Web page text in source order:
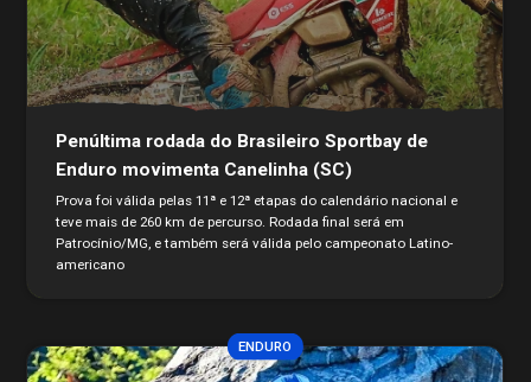
Penúltima rodada do Brasileiro Sportbay de
Enduro movimenta Canelinha (SC)
Prova foi válida pelas 11ª e 12ª etapas do calendário nacional e
teve mais de 260 km de percurso. Rodada final será em
Patrocínio/MG, e também será válida pelo campeonato Latino-
americano
ENDURO